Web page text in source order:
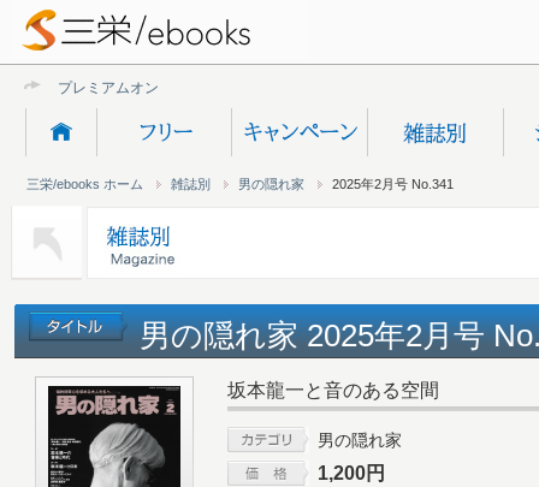
プレミアムオンライン新
三栄/ebooks ホーム 雑誌別 男の隠れ家 2025年2月号 No.341
男の隠れ家 2025年2月号
坂本龍一と音のある空間
男の隠れ家
1,200円